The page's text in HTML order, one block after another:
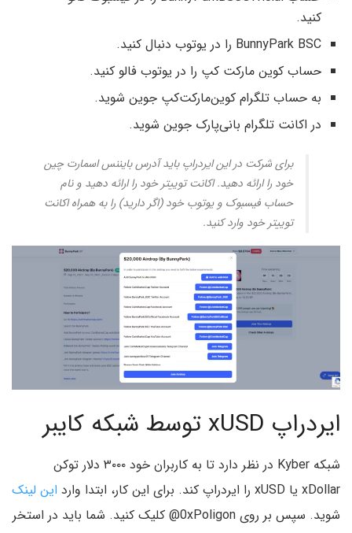
کنید.
BunnyPark BSC را در یوتوب دنبال کنید.
حساب کوین مارکت کپ را در یوتوب فالو کنید.
به حساب تلگرام کوین‌مارکت‌کپ جوین شوید.
در اکانت تلگرام بانی‌پارک جوین شوید.
برای شرکت در این ایردراپ باید آدرس بایننس اسمارت چین
خود را ارائه دهید. اکانت توییتر خود را ارائه دهید و نام
حساب فیسبوک و یوتوب خود (اگر دارید) را به همراه اکانت
توییتر خود وارد کنید.
ایردراپ xUSD توسط شبکه کایبر
شبکه Kyber در نظر دارد تا به کاربران خود ۳۰۰۰ دلار توکن
xDollar یا xUSD را ایردراپ کند. برای این کار، ابتدا وارد
این لینک
شوید. سپس بر روی 0xPoligon@ کلیک کنید. شما باید در استخر